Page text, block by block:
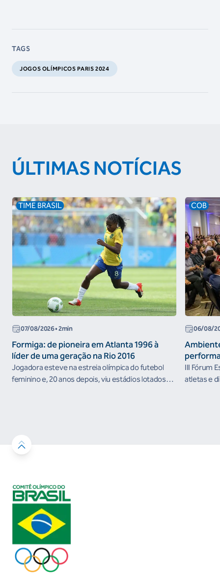
TAGS
JOGOS OLÍMPICOS PARIS 2024
ÚLTIMAS NOTÍCIAS
TIME BRASIL
07/08/2026• 2min
Formiga: de pioneira em Atlanta 1996 à
líder de uma geração na Rio 2016
Jogadora esteve na estreia olímpica do futebol
feminino e, 20 anos depois, viu estádios lotados
COB
06/08/
III Fórum
atletas e